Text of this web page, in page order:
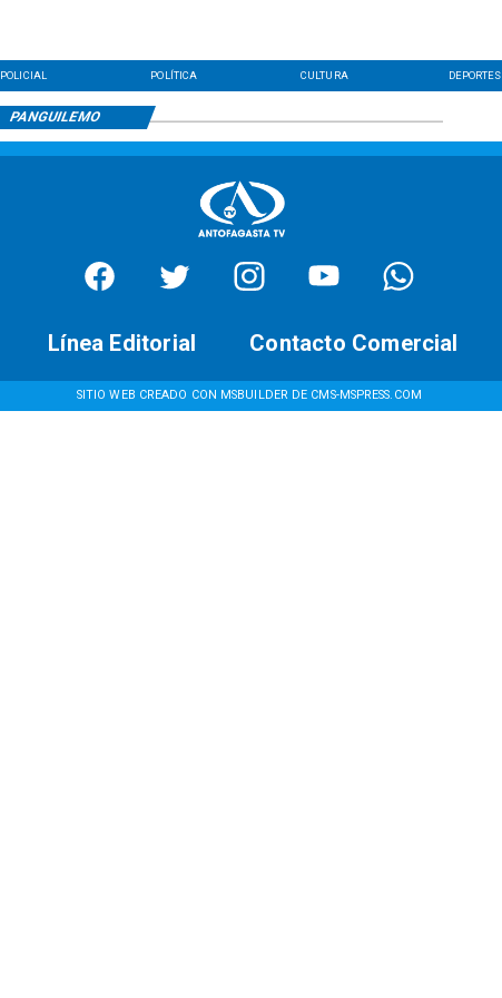
POLICIAL POLÍTICA CULTURA DEPORTES
PANGUILEMO
SITIO WEB CREADO CON MSBUILDER DE CMS-MSPRESS.COM
Contacto Comercial
Línea Editorial